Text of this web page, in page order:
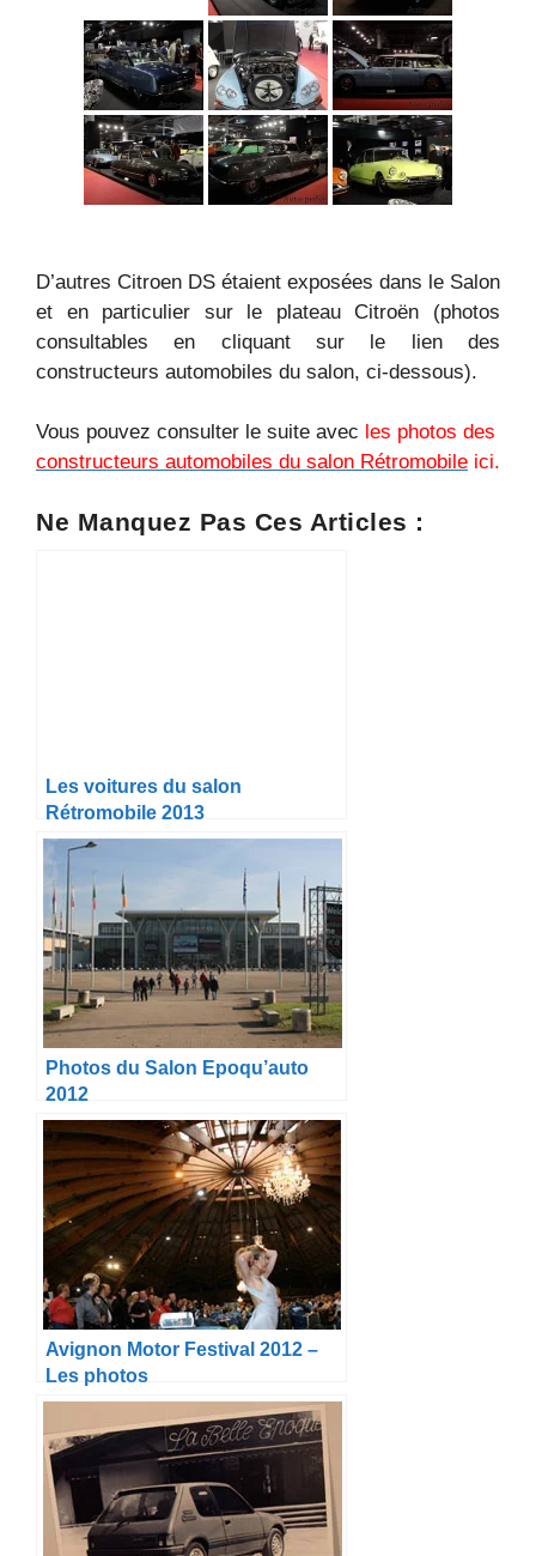
D’autres Citroen DS étaient exposées dans le Salon
et en particulier sur le plateau Citroën (photos
consultables en cliquant sur le lien des
constructeurs automobiles du salon, ci-dessous).
Vous pouvez consulter le suite avec les photos des
constructeurs automobiles du salon Rétromobile ici.
Ne Manquez Pas Ces Articles :
Les voitures du salon
Rétromobile 2013
Photos du Salon Epoqu’auto
2012
Avignon Motor Festival 2012 –
Les photos